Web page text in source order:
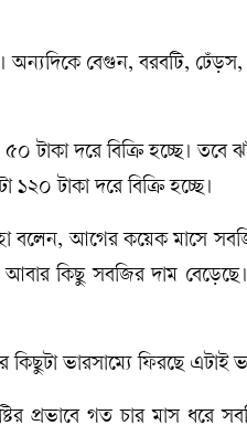
অন্যদিকে বেগুন, বরবটি, ঢেঁড়স,
৫০ টাকা দরে বিক্রি হচ্ছে।
টাকা দরে বিক্রি হচ্ছে।
বলেন, আগের কয়েক মাসে
কিছু সবজির দাম
ভারসাম্যে ফিরছে এটাই
প্রভাবে গত চার মাস ধরে